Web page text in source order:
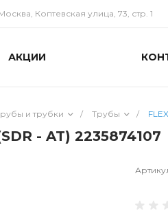
Коптевская улица, 73, стр. 1
АКЦИИ
и трубки / Трубы /
- AT) 2235874107